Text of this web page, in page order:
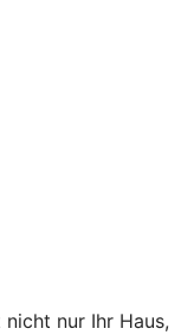
nur Ihr Haus,